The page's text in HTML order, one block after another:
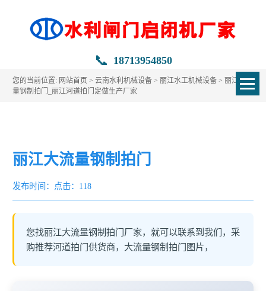
📞 18713954850
您的当前位置: 网站首页 >云南水利机械设备 > 丽江水工机械设备 > 丽江大流
量钢制拍门_丽江河道拍门定做生产厂家
丽江大流量钢制拍门
发布时间： 点击：118
您找丽江大流量钢制拍门厂家，就可以联系到我们，采
购推荐河道拍门供货商，大流量钢制拍门图片，